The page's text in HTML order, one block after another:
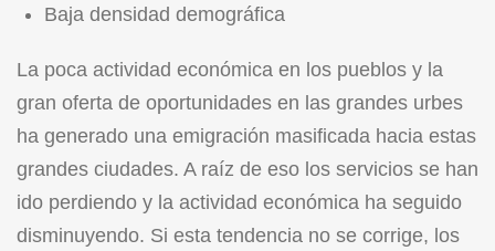
Baja densidad demográfica
La poca actividad económica en los pueblos y la
gran oferta de oportunidades en las grandes urbes
ha generado una emigración masificada hacia estas
grandes ciudades. A raíz de eso los servicios se han
ido perdiendo y la actividad económica ha seguido
disminuyendo. Si esta tendencia no se corrige, los